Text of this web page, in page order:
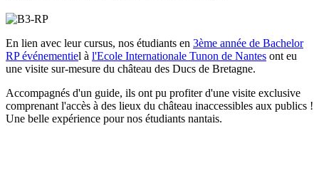
En lien avec leur cursus, nos étudiants en 3ème année de Bachelor
RP événementiel à l'Ecole Internationale Tunon de Nantes ont eu
une visite sur-mesure du château des Ducs de Bretagne.
Accompagnés d'un guide, ils ont pu profiter d'une visite exclusive
comprenant l'accès à des lieux du château inaccessibles aux publics !
Une belle expérience pour nos étudiants nantais.